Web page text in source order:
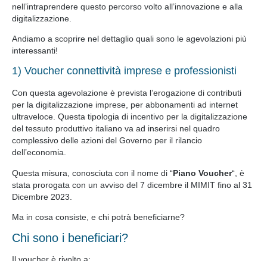
nell’intraprendere questo percorso volto all’innovazione e alla
digitalizzazione.
Andiamo a scoprire nel dettaglio quali sono le agevolazioni più
interessanti!
1) Voucher connettività imprese e professionisti
Con questa agevolazione è prevista l’erogazione di contributi
per la digitalizzazione imprese, per abbonamenti ad internet
ultraveloce. Questa tipologia di incentivo per la digitalizzazione
del tessuto produttivo italiano va ad inserirsi nel quadro
complessivo delle azioni del Governo per il rilancio
dell’economia.
Questa misura, conosciuta con il nome di “Piano Voucher“, è
stata prorogata con un avviso del 7 dicembre il MIMIT fino al 31
Dicembre 2023.
Ma in cosa consiste, e chi potrà beneficiarne?
Chi sono i beneficiari?
Il voucher è rivolto a: